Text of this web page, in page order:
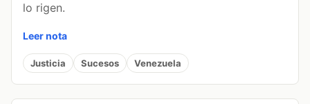
lo rigen.
Leer nota
Justicia Sucesos Venezuela